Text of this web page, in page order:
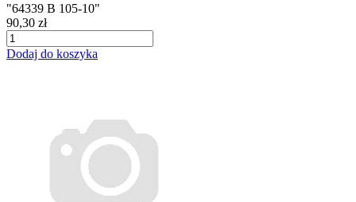
"64339 B 105-10"
90,30 zł
Dodaj do koszyka